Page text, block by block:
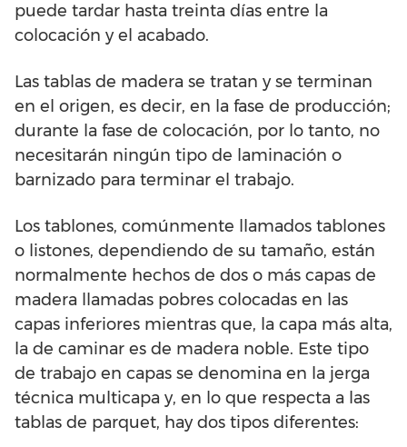
puede tardar hasta treinta días entre la
colocación y el acabado.
Las tablas de madera se tratan y se terminan
en el origen, es decir, en la fase de producción;
durante la fase de colocación, por lo tanto, no
necesitarán ningún tipo de laminación o
barnizado para terminar el trabajo.
Los tablones, comúnmente llamados tablones
o listones, dependiendo de su tamaño, están
normalmente hechos de dos o más capas de
madera llamadas pobres colocadas en las
capas inferiores mientras que, la capa más alta,
la de caminar es de madera noble. Este tipo
de trabajo en capas se denomina en la jerga
técnica multicapa y, en lo que respecta a las
tablas de parquet, hay dos tipos diferentes: